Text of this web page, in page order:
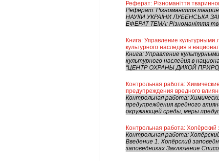
Реферат: Різноманіття
Реферат: Різноманіття
НАУКИ УКРАЇНИ ЛУБЕНСЬКА
ЕФЕРАТ ТЕМА: Різноманіття
Книга: Управление
культурного наследия в
Книга: Управление
культурного наследия в
“ЦЕНТР ОХРАНЫ ДИКОЙ
Контрольная работа:
предупреждения вредного
Контрольная работа:
предупреждения вредного
окружающей среды, меры
Контрольная работа:
Контрольная работа:
Введение 1. Хопёрский
заповедниках Заключение